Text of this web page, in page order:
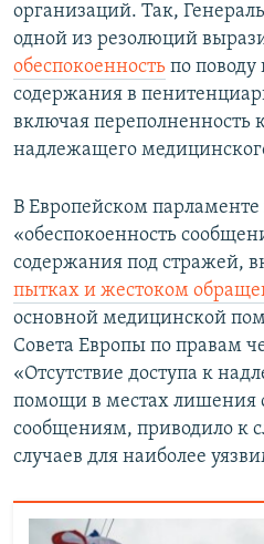
организаций. Так,
одной из резолюций
обеспокоенность по
содержания в
включая переполненность
надлежащего
В Европейском
«обеспокоенность
содержания под стражей,
пытках и жестоком
основной медицинской
Совета Европы по правам
«Отсутствие доступа к
помощи в местах лишения
сообщениям, приводило к
случаев для наиболее